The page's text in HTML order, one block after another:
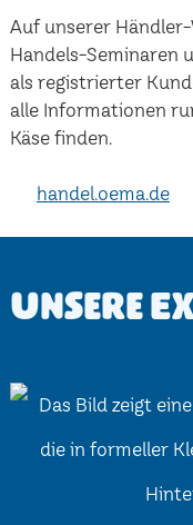
Auf unserer
Handels-Seminaren
als registrierter
alle Informationen
Käse finden.
handel.oema.de
Unsere